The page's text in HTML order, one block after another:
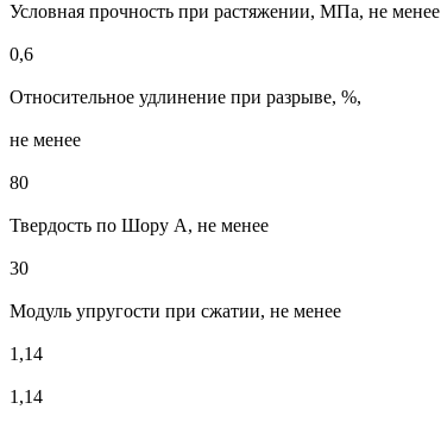
Условная прочность при растяжении, МПа, не менее
0,6
Относительное удлинение при разрыве, %,
не менее
80
Твердость по Шору А, не менее
30
Модуль упругости при сжатии, не менее
1,14
1,14